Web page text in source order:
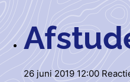
26 juni 2019 12:00